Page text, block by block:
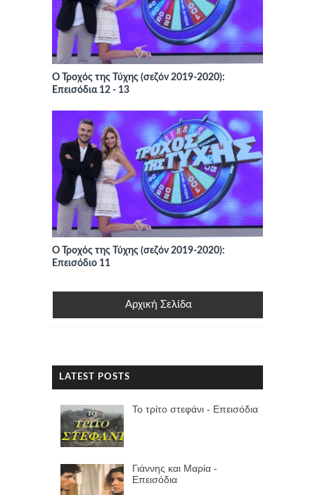
Ο Τροχός της Τύχης (σεζόν 2019-2020):
Επεισόδια 12 - 13
Ο Τροχός της Τύχης (σεζόν 2019-2020):
Επεισόδιο 11
Αρχική Σελίδα
LATEST POSTS
Το τρίτο στεφάνι - Επεισόδια
Γιάννης και Μαρία -
Επεισόδια